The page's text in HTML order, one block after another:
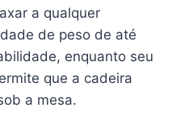
a qualquer
de peso de até
enquanto seu
que a cadeira
a mesa.